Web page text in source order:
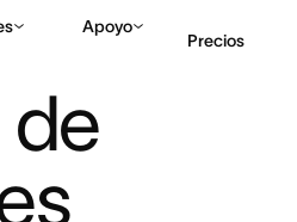
Apoyo
Precios
de